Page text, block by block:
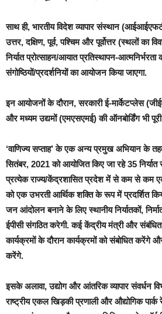
साथ ही, भारतीय विदेश व्यापार संस्थान
उत्तर, दक्षिण, पूर्व, पश्चिम और पूर्वोत्तर (स्थलों
निर्यात प्रोत्साहन/आयात प्रतिस्थापन-
संगोष्ठियों/प्रदर्शनियों का आयोजन किया जाएगा.
इन आयोजनों के दौरान, सरकारी ई-मार्केटप्लेस
और मध्यम उद्यमों (एमएसएमई) की ऑनबोर्डिंग भी
‘वाणिज्‍य सप्ताह’ के एक अन्य प्रमुख अभियान के
सितंबर, 2021 को आयोजित किए जा रहे 35 निर्यात
प्रत्येक राज्य/केंद्रशासित प्रदेश में से कम से कम
को एक उभरती आर्थिक शक्ति के रूप में प्रदर्शित किया
जन आंदोलन बनाने के लिए स्थानीय निर्यातकों,
ईपीसी संगठित करेगी. कई केंद्रीय मंत्री और
कार्यक्रमों के दौरान कार्यक्रमों को संबोधित करेंगे
करेंगे.
इसके अलावा, उद्योग और आंतरिक व्यापार संवर्धन
राष्ट्रीय एकल खिड़की प्रणाली और औद्योगिक पार्क